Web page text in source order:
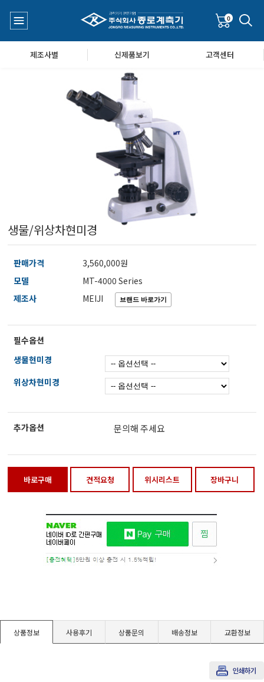
기공기질/미세먼지/가스/소음/진동측정기
도/농도/염도/당산도/굴절계/편광계/커피농도계
자저울/점도계/핀홀탐지기
분계/회전계/도막두께/초음파두께측정기
업/임업/해양측정기
도계/물리/물성측정기
0
제조사별 신제품보기 고객센터
생물/위상차현미경
판매가격
3,560,000원
모델
MT-4000 Series
제조사
MEIJI
필수옵션
생물현미경
위상차현미경
추가옵션 문의해 주세요
바로구매 견적요청 위시리스트 장바구니
상품정보 사용후기 상품문의 배송정보 교환정보